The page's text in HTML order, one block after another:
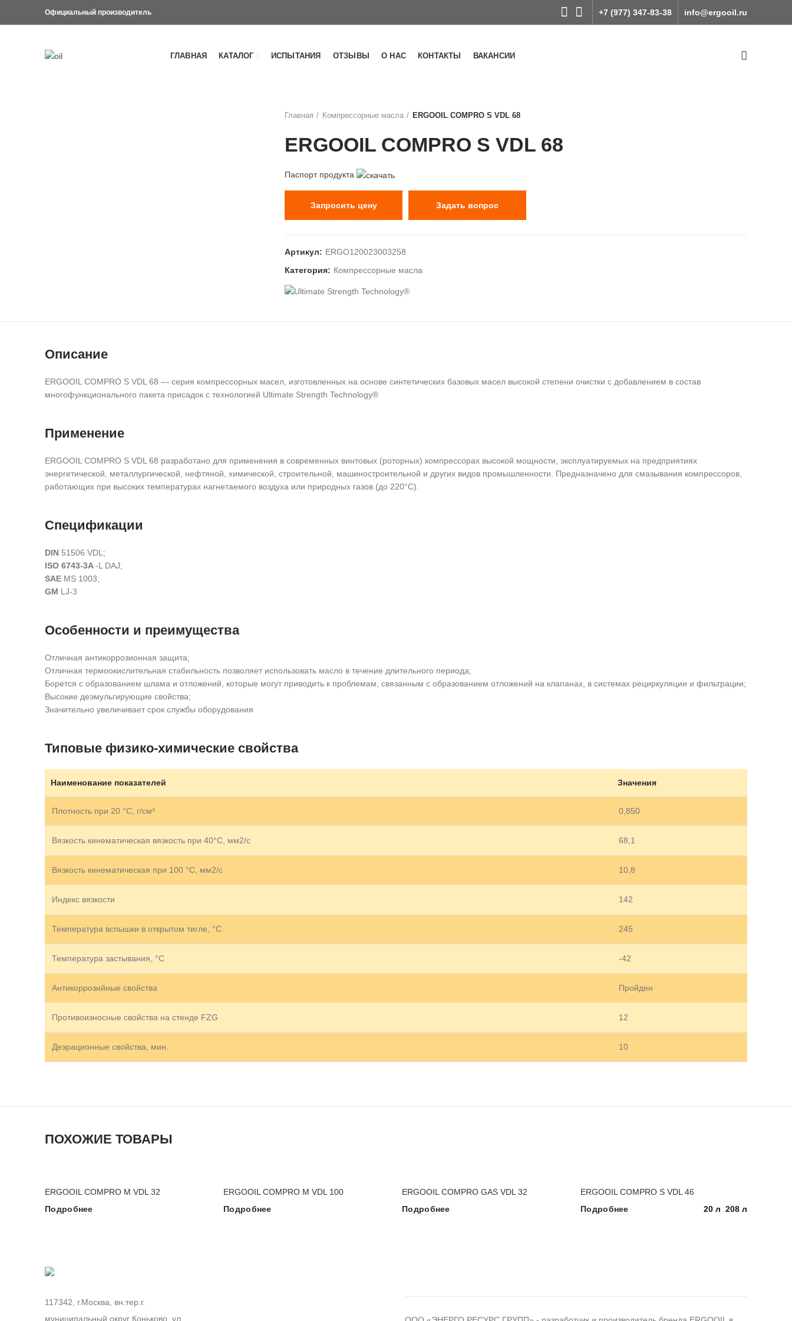
Официальный производитель +7 (977) 347-83-38 info@ergooil.ru
ГЛАВНАЯ КАТАЛОГ ИСПЫТАНИЯ ОТЗЫВЫ О НАС КОНТАКТЫ ВАКАНСИИ
Главная Компрессорные масла ERGOOIL COMPRO S VDL 68
ERGOOIL COMPRO S VDL 68
Паспорт продукта
Запросить цену Задать вопрос
Артикул: ERGO120023003258
Категория: Компрессорные масла
Описание
ERGOOIL COMPRO S VDL 68 — серия компрессорных масел, изготовленных на основе синтетических базовых масел высокой степени очистки с добавлением в состав
многофункционального пакета присадок с технологией Ultimate Strength Technology®
Применение
ERGOOIL COMPRO S VDL 68 разработано для применения в современных винтовых (роторных) компрессорах высокой мощности, эксплуатируемых на предприятиях
энергетической, металлургической, нефтяной, химической, строительной, машиностроительной и других видов промышленности. Предназначено для смазывания компрессоров,
работающих при высоких температурах нагнетаемого воздуха или природных газов (до 220°C).
Спецификации
DIN 51506 VDL;
ISO 6743-3A-L DAJ;
SAE MS 1003;
GM LJ-3
Особенности и преимущества
Отличная антикоррозионная защита;
Отличная термоокислительная стабильность позволяет использовать масло в течение длительного периода;
Борется с образованием шлама и отложений, которые могут приводить к проблемам, связанным с образованием отложений на клапанах, в системах рециркуляции и фильтрации;
Высокие деэмульгирующие свойства;
Значительно увеличивает срок службы оборудования
Типовые физико-химические свойства
Наименование показателей Значения
Плотность при 20 °С, г/см³ 0,850
Вязкость кинематическая вязкость при 40°С, мм2/с 68,1
Вязкость кинематическая при 100 °С, мм2/с 10,8
Индекс вязкости 142
Температура вспышки в открытом тигле, °С 245
Температура застывания, °C -42
Антикоррозийные свойства Пройден
Противоизносные свойства на стенде FZG 12
Деэрационные свойства, мин. 10
ПОХОЖИЕ ТОВАРЫ
ERGOOIL COMPRO M VDL 32
Подробнее
ERGOOIL COMPRO M VDL 100
Подробнее
ERGOOIL COMPRO GAS VDL 32
Подробнее
ERGOOIL COMPRO S VDL 46
Подробнее
20 л 208 л
117342, г.Москва, вн.тер.г.
муниципальный округ Коньково, ул